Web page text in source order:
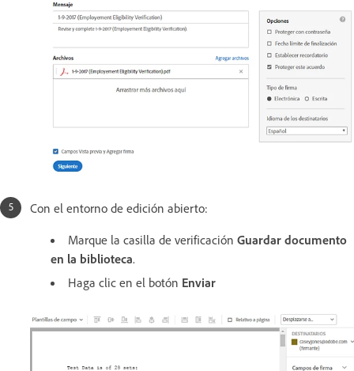
Con el entorno de edición abierto:
Marque la casilla de verificación Guardar documento
en la biblioteca.
Haga clic en el botón Enviar